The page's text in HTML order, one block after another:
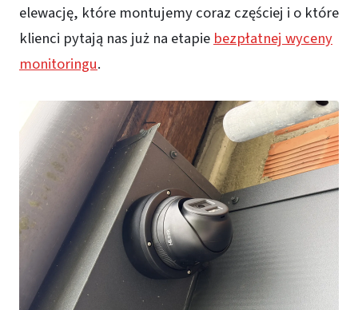
elewację, które montujemy coraz częściej i o które
klienci pytają nas już na etapiebezpłatnej wyceny
monitoringu.